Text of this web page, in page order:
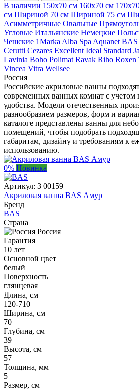
В наличии 150x70 см 160x70 см
см Шириной 70 см Шириной 75 см
Асимметричные Овальные
Угловые Итальянские Немецкие
Чешские 1Marka Alba Spa Aquanet BAS
Cerutti Cezares Excellent Ideal Standard
Lavinia Boho Polimat Ravak Riho Roxen
Vincea Vitra Wellsee
Россия
Российские акриловые ванны
современных ванных комнат с учетом
удобства. Модели отечественных
разнообразием размеров, форм и
каталоге представлены ванны для
помещений, чтобы подобрать
габаритам, дизайну и требованиям к
использованию.
0% Новинка
Артикул: З 00159
Акриловая ванна BAS Амур
Бренд
BAS
Страна
Россия
Гарантия
10 лет
Основной цвет
белый
Поверхность
глянцевая
Длина, см
120-710
Ширина, см
70
Глубина, см
39
Высота, см
57
Толщина, мм
5
Размер, см